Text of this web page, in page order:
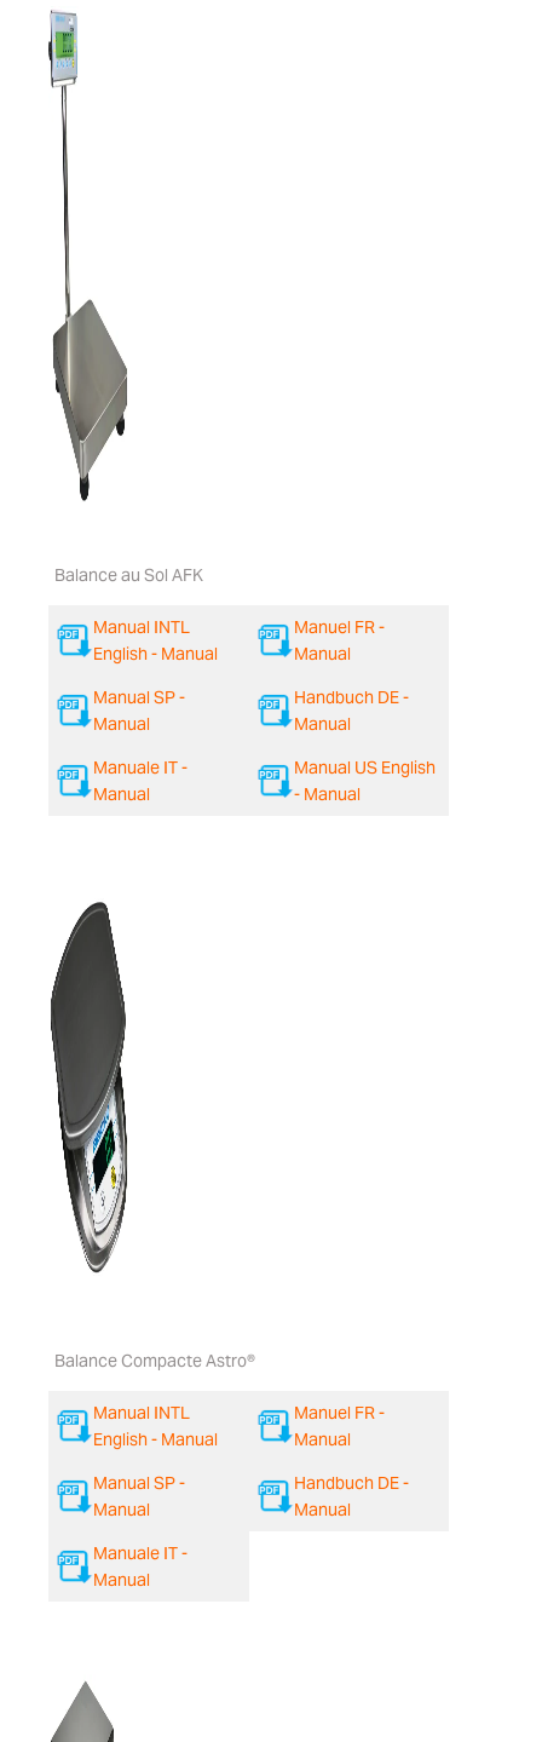
Balance au Sol AFK
Manual INTL
English - Manual
Manuel FR -
Manual
Manual SP -
Manual
Handbuch DE -
Manual
Manuale IT -
Manual
Manual US English
- Manual
Balance Compacte Astro®
Manual INTL
English - Manual
Manuel FR -
Manual
Manual SP -
Manual
Handbuch DE -
Manual
Manuale IT -
Manual